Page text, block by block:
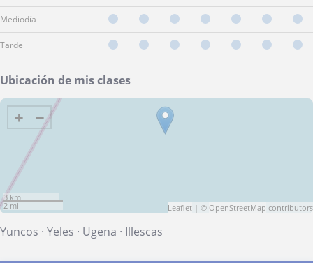
Mediodía
Tarde
Ubicación de mis clases
+ −
3 km
2 mi
Leaflet | © OpenStreetMap contributors
Yuncos · Yeles · Ugena · Illescas